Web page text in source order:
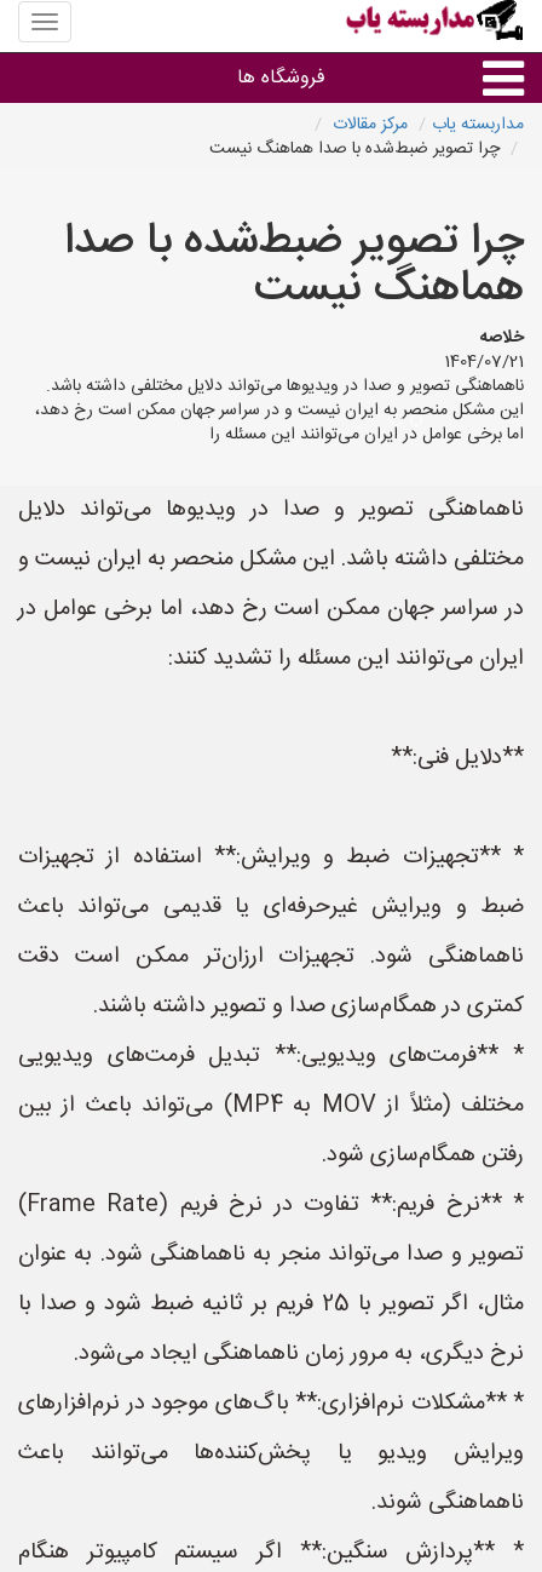
منوی
سایت
یاب
فروشگاه ها
براساس مشخصات ظاهری
براساس برند
فروشندگان دوربین مداربسته
مداربسته یاب
مرکز مقالات
چرا تصویر ضبط‌شده با صدا هماهنگ نیست
چرا تصویر ضبط‌شده با صدا
هماهنگ نیست
خلاصه
1404/07/21
ناهماهنگی تصویر و صدا در ویدیوها می‌تواند دلایل مختلفی داشته باشد.
این مشکل منحصر به ایران نیست و در سراسر جهان ممکن است رخ دهد،
اما برخی عوامل در ایران می‌توانند این مسئله را
ناهماهنگی تصویر و صدا در ویدیوها می‌تواند دلایل
مختلفی داشته باشد. این مشکل منحصر به ایران نیست و
در سراسر جهان ممکن است رخ دهد، اما برخی عوامل در
ایران می‌توانند این مسئله را تشدید کنند:
**دلایل فنی:**
* **تجهیزات ضبط و ویرایش:** استفاده از تجهیزات
ضبط و ویرایش غیرحرفه‌ای یا قدیمی می‌تواند باعث
ناهماهنگی شود. تجهیزات ارزان‌تر ممکن است دقت
کمتری در همگام‌سازی صدا و تصویر داشته باشند.
* **فرمت‌های ویدیویی:** تبدیل فرمت‌های ویدیویی
مختلف (مثلاً از MOV به MP4) می‌تواند باعث از بین
رفتن همگام‌سازی شود.
* **نرخ فریم:** تفاوت در نرخ فریم (Frame Rate)
تصویر و صدا می‌تواند منجر به ناهماهنگی شود. به عنوان
مثال، اگر تصویر با 25 فریم بر ثانیه ضبط شود و صدا با
نرخ دیگری، به مرور زمان ناهماهنگی ایجاد می‌شود.
* **مشکلات نرم‌افزاری:** باگ‌های موجود در نرم‌افزارهای
ویرایش ویدیو یا پخش‌کننده‌ها می‌توانند باعث
ناهماهنگی شوند.
* **پردازش سنگین:** اگر سیستم کامپیوتر هنگام